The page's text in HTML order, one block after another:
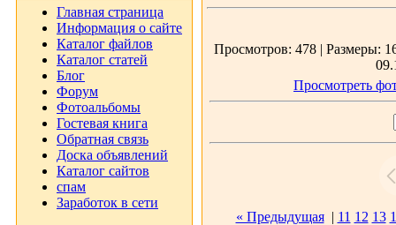
Главная страница
Информация о сайте
Каталог файлов
Каталог статей
Блог
Форум
Фотоальбомы
Гостевая книга
Обратная связь
Доска объявлений
Каталог сайтов
спам
Заработок в сети
Просмотров: 478 | Размеры:
Просмотреть
« Предыдущая| 11 12 13